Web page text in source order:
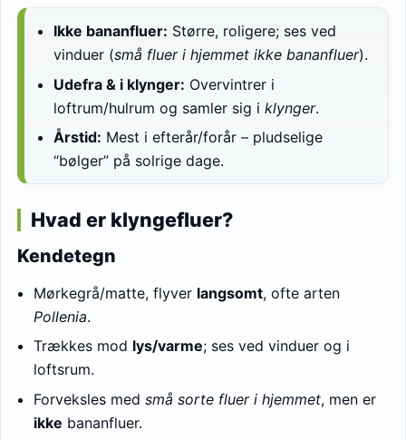
Ikke bananfluer: Større, roligere; ses ved
vinduer (små fluer i hjemmet ikke bananfluer).
Udefra & i klynger: Overvintrer i
loftrum/hulrum og samler sig iklynger.
Årstid: Mest i efterår/forår – pludselige
“bølger” på solrige dage.
Hvad er klyngefluer?
Kendetegn
Mørkegrå/matte, flyver langsomt, ofte arten
Pollenia.
Trækkes mod lys/varme; ses ved vinduer og i
loftsrum.
Forveksles medsmå sorte fluer i hjemmet, men er
ikke bananfluer.